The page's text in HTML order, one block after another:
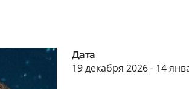
Дата
19 декабря 2026 - 14